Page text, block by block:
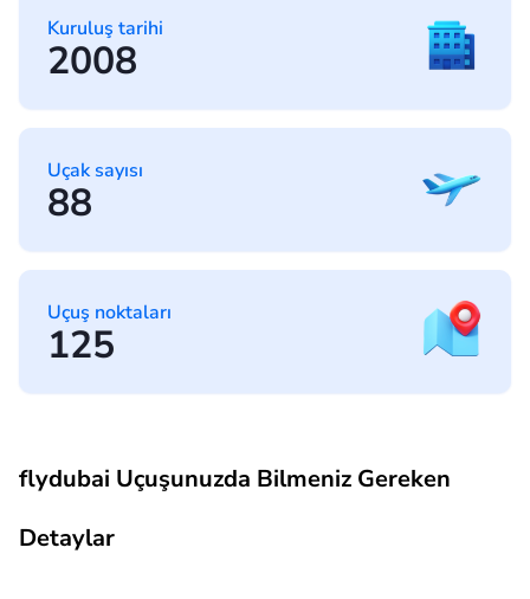
Kuruluş tarihi
2008
Uçak sayısı
88
Uçuş noktaları
125
flydubai Uçuşunuzda Bilmeniz Gereken
Detaylar